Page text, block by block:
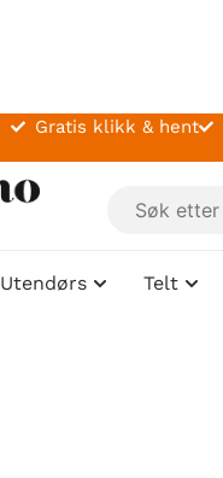
Gratis klikk & hent
Utendørs Telt